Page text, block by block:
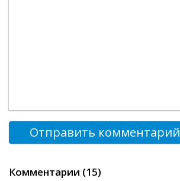
Отправить комментарий
Комментарии (15)